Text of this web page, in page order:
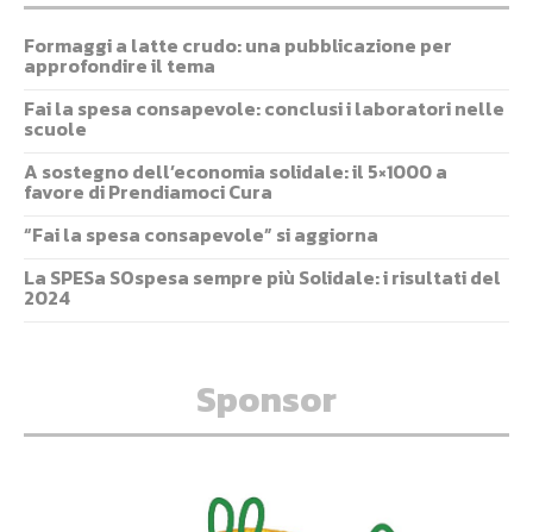
Formaggi a latte crudo: una pubblicazione per
approfondire il tema
Fai la spesa consapevole: conclusi i laboratori nelle
scuole
A sostegno dell’economia solidale: il 5×1000 a
favore di Prendiamoci Cura
“Fai la spesa consapevole” si aggiorna
La SPESa SOspesa sempre più Solidale: i risultati del
2024
Sponsor